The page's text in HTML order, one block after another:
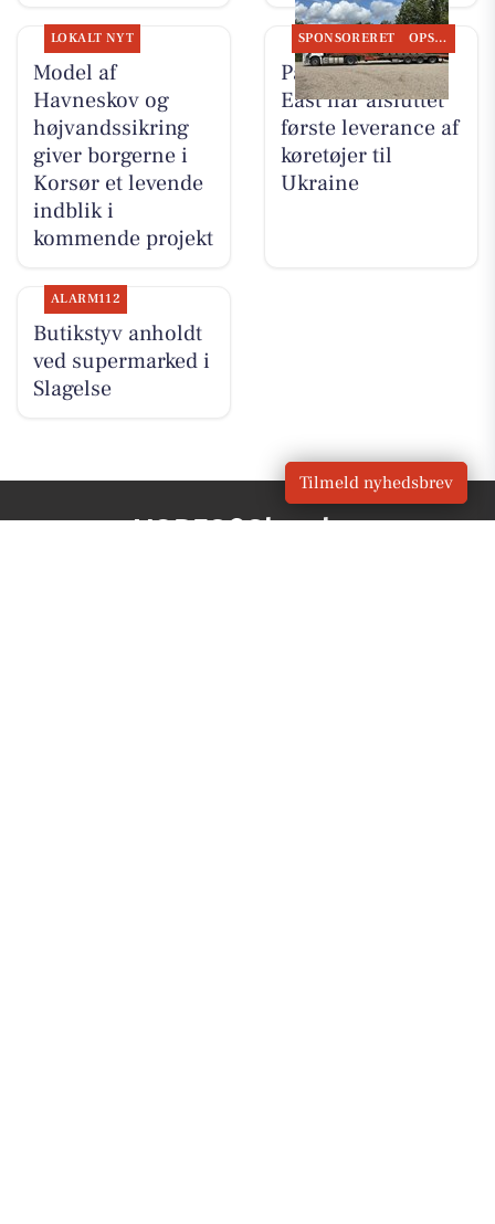
LOKALT NYT
Model af
Havneskov og
højvandssikring
giver borgerne i
Korsør et levende
indblik i
kommende projekt
SPONSORERET OPSLAGSTAVLEN
PanzerMuseum
East har afsluttet
første leverance af
køretøjer til
Ukraine
ALARM112
Butikstyv anholdt
ved supermarked i
Slagelse
VORES Slagelse
Tilmeld nyhedsbrev